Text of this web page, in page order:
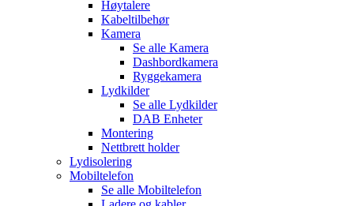
Høytalere
Kabeltilbehør
Kamera
Se alle Kamera
Dashbordkamera
Ryggekamera
Lydkilder
Se alle Lydkilder
DAB Enheter
Montering
Nettbrett holder
Lydisolering
Mobiltelefon
Se alle Mobiltelefon